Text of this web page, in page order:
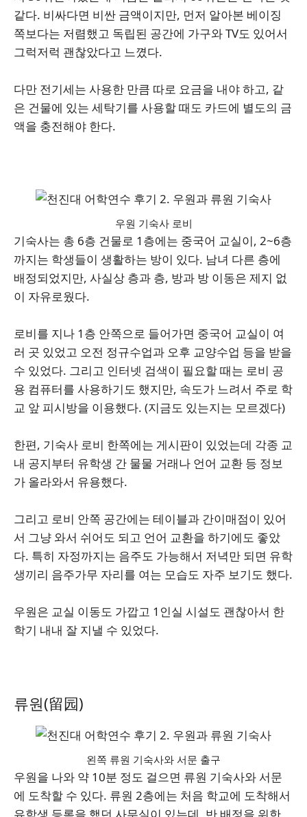
같다. 비싸다면 비싼 금액이지만, 먼저 알아본 베이징
쪽보다는 저렴했고 독립된 공간에 가구와 TV도 있어서
그럭저럭 괜찮았다고 느꼈다.
다만 전기세는 사용한 만큼 따로 요금을 내야 하고, 같
은 건물에 있는 세탁기를 사용할 때도 카드에 별도의 금
액을 충전해야 한다.
우원 기숙사 로비
기숙사는 총 6층 건물로 1층에는 중국어 교실이, 2~6층
까지는 학생들이 생활하는 방이 있다. 남녀 다른 층에
배정되었지만, 사실상 층과 층, 방과 방 이동은 제지 없
이 자유로웠다.
로비를 지나 1층 안쪽으로 들어가면 중국어 교실이 여
러 곳 있었고 오전 정규수업과 오후 교양수업 등을 받을
수 있었다. 그리고 인터넷 검색이 필요할 때는 로비 공
용 컴퓨터를 사용하기도 했지만, 속도가 느려서 주로 학
교 앞 피시방을 이용했다. (지금도 있는지는 모르겠다)
한편, 기숙사 로비 한쪽에는 게시판이 있었는데 각종 교
내 공지부터 유학생 간 물물 거래나 언어 교환 등 정보
가 올라와서 유용했다.
그리고 로비 안쪽 공간에는 테이블과 간이매점이 있어
서 그냥 와서 쉬어도 되고 언어 교환을 하기에도 좋았
다. 특히 자정까지는 음주도 가능해서 저녁만 되면 유학
생끼리 음주가무 자리를 여는 모습도 자주 보기도 했다.
우원은 교실 이동도 가깝고 1인실 시설도 괜찮아서 한
학기 내내 잘 지낼 수 있었다.
류원(留园)
왼쪽 류원 기숙사와 서문 출구
우원을 나와 약 10분 정도 걸으면 류원 기숙사와 서문
에 도착할 수 있다. 류원 2층에는 처음 학교에 도착해서
유학생 등록을 했던 사무실이 있는데, 반 배정을 위한